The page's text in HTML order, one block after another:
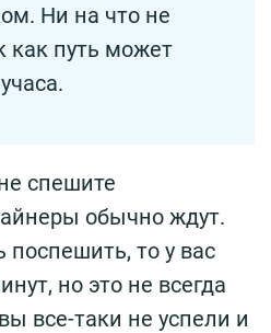
Ни на что не
как путь может
спешите
обычно ждут.
поспешить, то у вас
но это не всегда
все-таки не успели и